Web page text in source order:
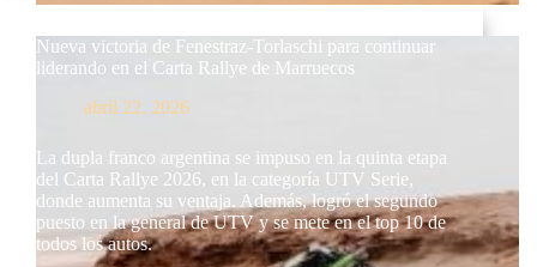
Nueva victoria de Fenestraz-Torlaschi para continuar
liderando en el Carta Rallye de Marruecos
abril 22, 2026
La dupla franco argentina se impuso en la quinta etapa
del Carta Rallye 2026, en la categoría UTV Serie,
donde aumenta su ventaja. Además, logró el segundo
puesto en la general de UTV y se mete en el top 10 de
todos los autos.